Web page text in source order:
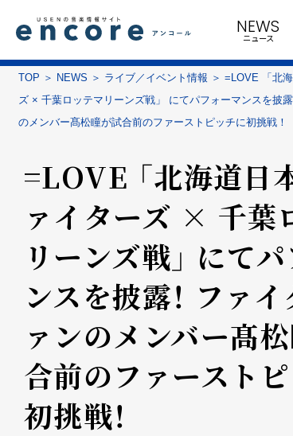
NEWS
ニュース
TOP NEWS ライブ／イベント情報
=LOVE 「北
ズ × 千葉ロッテマリーンズ戦」 にてパフォーマンスを披
のメンバー髙松瞳が試合前のファーストピッチに初挑戦！
=LOVE 「北海道日
ァイターズ × 千葉
リーンズ戦」 にて
ンスを披露！ ファ
ァンのメンバー髙
合前のファースト
初挑戦！